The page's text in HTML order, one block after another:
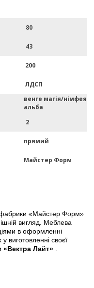
80
43
200
ЛДСП
венге магія/німфея
альба
2
прямий
Майстер Форм
«Майстер Форм»
вигляд. Меблева
в оформленні
виготовленні своєї
«Вектра Лайт»